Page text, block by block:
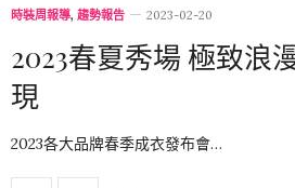
時裝周報導, 趨勢報告 2023-02-20
2023春夏秀場 極致浪
現
2023各大品牌春季成衣發布會…